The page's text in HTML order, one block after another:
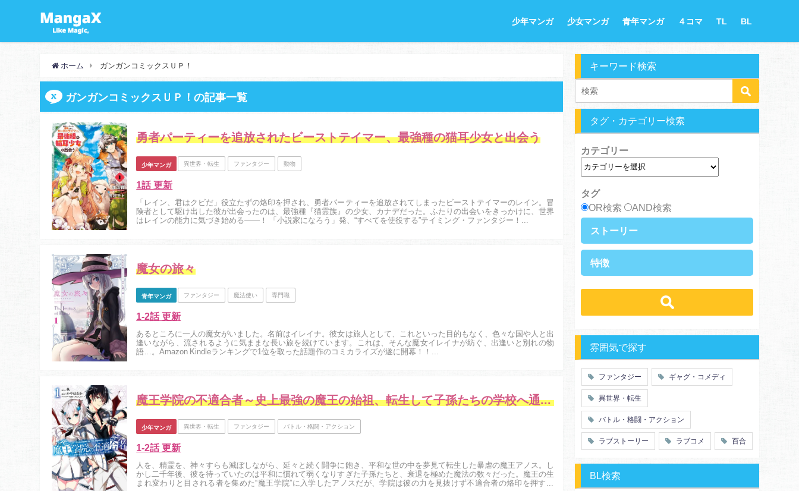
少年マンガ 少女マンガ 青年マンガ ４コマ TL BL
ホーム ガンガンコミックスＵＰ！
ガンガンコミックスＵＰ！の記事一覧
勇者パーティーを追放されたビーストテイマー、最強種の猫耳少女と出会う
少年マンガ 異世界・転生 ファンタジー 動物
1話 更新
「レイン、君はクビだ」役立たずの烙印を押され、勇者パーティーを追放されてしまったビーストテイマーのレイン。冒
険者として駆け出した彼が出会ったのは、最強種『猫霊族』の少女、カナデだった。ふたりの出会いをきっかけに、世界
はレインの能力に気づき始める――！ 「小説家になろう」発、“すべてを使役する”テイミング・ファンタジー！...
魔女の旅々
青年マンガ ファンタジー 魔法使い 専門職
1-2話 更新
あるところに一人の魔女がいました。名前はイレイナ。彼女は旅人として、これといった目的もなく、色々な国や人と出
逢いながら、流されるように気ままな長い旅を続けています。これは、そんな魔女イレイナが紡ぐ、出逢いと別れの物
語…。Amazon Kindleランキングで1位を取った話題作のコミカライズが遂に開幕！！...
魔王学院の不適合者～史上最強の魔王の始祖、転生して子孫たちの学校へ通う～
少年マンガ 異世界・転生 ファンタジー バトル・格闘・アクション
1-2話 更新
人を、精霊を、神々すらも滅ぼしながら、延々と続く闘争に飽き、平和な世の中を夢見て転生した暴虐の魔王アノス。し
かし二千年後、彼を待っていたのは平和に慣れて弱くなりすぎた子孫たちと、衰退を極めた魔法の数々だった。魔王の生
まれ変わりと目される者を集めた“魔王学院”に入学したアノスだが、学院は彼の力を見抜けず不適合者の烙印を押す始
キーワード検索
タグ・カテゴリー検索
カテゴリー
タグ
OR検索
AND検索
ストーリー
ラブストーリー
バトル・格闘・アクション
特徴
職業
働く女子
特殊能力
百合
ドロ沼
萌え系
青春
仲間
幼なじみ
オタク
ツンデレ
心理戦
アラサー
嫁・姑
スピンオフ・外伝
ヤンキー・極道
御曹司
サラリーマン
日常崩壊
雰囲気で探す
ファンタジー ギャグ・コメディ
異世界・転生
バトル・格闘・アクション
ラブストーリー ラブコメ 百合
BL検索